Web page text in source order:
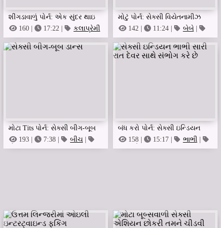
શીંગડાવાળું પોર્ન: એક સુંદર થાઇ
વિદ્યાર્થી.
160 | 17:22 |
કલાપ્રેમી
|
સુંદર
મોટું પોર્ન: સેક્સી વિયેતનામીઝ
આર્ટિફિશિયલ ઇન્ટેલિજન્સ?
142 | 11:24 | બેબે
સુંદર
મોટા Tits પોર્ન: સેક્સી બીગ-બૂબ
ડાન્સ193 | 7:38 | બીચ |
મોટું
બંધ કરો પોર્ન: સેક્સી ઇન્ડિયન
ભાભી સારી રાત દેવર સાથે સંભોગ
કરે છે
158 | 15:17 | ભાભી
બંધ કરો